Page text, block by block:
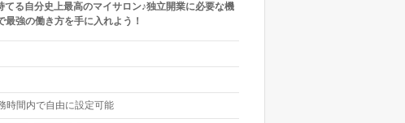
る自分史上最高のマイサロン♪独立開業に必要な機
強の働き方を手に入れよう！
時間内で自由に設定可能